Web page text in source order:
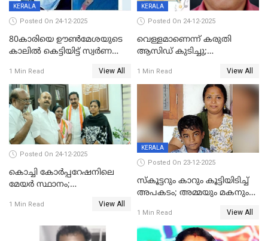
KERALA
Posted On 24-12-2025
80കാരിയെ ഊൺമേശയുടെ
കാലിൽ കെട്ടിയിട്ട് സ്വർണവും
കൊച്ചുമകനും സുഹൃത്തും
അറസ്റ്റിൽ
1 Min Read View All
KERALA
Posted On 24-12-2025
വെള്ളമാണെന്ന് കരുതി
ആസിഡ് കുടിച്ചു;
മരിച്ചു
1 Min Read View All
Posted On 24-12-2025
കൊച്ചി കോര്‍പ്പറേഷനിലെ
മേയര്‍ സ്ഥാനം;
രൂക്ഷം
1 Min Read View All
KERALA
Posted On 23-12-2025
സ്കൂട്ടറും കാറും കൂട്ടിയിടിച്ച്
അപകടം; അമ്മയും മകനും
ഗുരുതരാവസ്ഥയിൽ
1 Min Read View All